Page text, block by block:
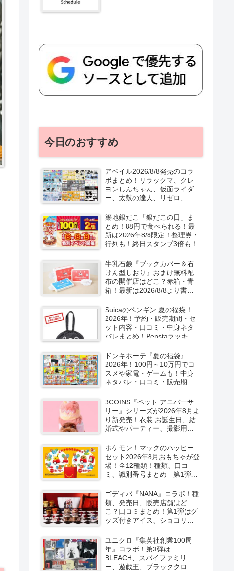
今日のおすすめ
アベイル2026/8/8発売のコラ
ボまとめ！リラックマ、クレ
ヨンしんちゃん、仮面ライダ
ー、太鼓の達人、リゼロ、テ
口コミ、入荷数、行列、売り
切れ、整理券は？
築地銀だこ「銀だこの日」ま
とめ！88円で食べられる！最
新は2026年8/8限定！整理券・
行列も！終日スタンプ3倍も！
牛乳石鹸『ブックカバー＆石
けん型しおり』おまけ無料配
布の開催店はどこ？赤箱・青
箱！最新は2026/8/8より書店
Suicaのペンギン 夏の福袋！
2026年！予約・販売期間・セ
ット内容・口コミ・中身ネタ
バレまとめ！Penstaラッキー
2026/8/8より新発売！
ドンキホーテ『夏の福袋』
2026年！100円～10万円でコ
スメや家電・ゲームも！中身
ネタバレ・口コミ・販売期
3COINS『ペット アニバーサ
リー』シリーズが2026年8月よ
り新発売！衣装 お誕生日、結
婚式やパーティー、撮影用グ
ポケモン！マックのハッピー
セット2026年8月おもちゃが登
場！全12種類！種類、口コ
ミ、識別番号まとめ！第1弾は
ゴディバ『NANA』コラボ！種
類、発売日、販売店舗はど
こ？口コミまとめ！第1弾はグ
ッズ付きアイス、ショコリキ
より新発売！第2弾は限定チョ
コレートなどが2026年10月？
再販売は？
ユニクロ『集英社創業100周
年』コラボ！第3弾は
BLEACH、スパイファミリ
ー、遊戯王、ブラッククロー